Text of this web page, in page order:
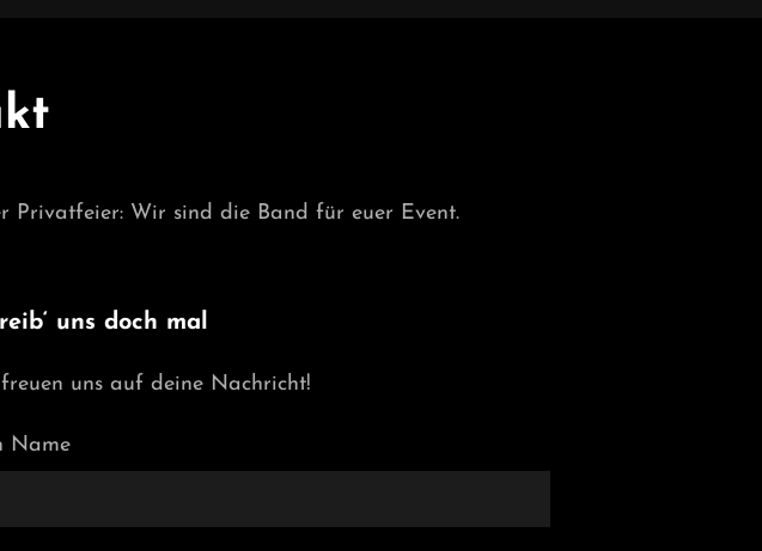
Privatfeier: Wir sind die Band für euer Event.
uns doch mal
uns auf deine Nachricht!
Name